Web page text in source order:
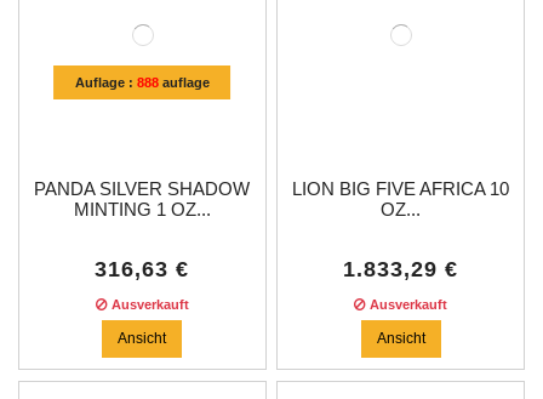
Auflage : 888auflage
PANDA SILVER SHADOW
MINTING 1 OZ...
316,63 €
Ausverkauft
Ansicht
LION BIG FIVE AFRICA 10
OZ...
1.833,29 €
Ausverkauft
Ansicht